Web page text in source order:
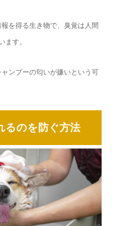
を得る生き物で、臭覚は人間
す。
ンプーの匂いが嫌いという可
るのを防ぐ方法